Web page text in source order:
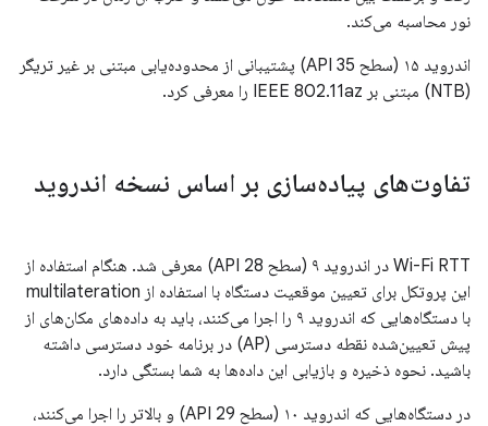
نور محاسبه می‌کند.
اندروید ۱۵ (سطح API 35) پشتیبانی از محدوده‌یابی مبتنی بر غیر تریگر
(NTB) مبتنی بر IEEE 802.11az را معرفی کرد.
تفاوت‌های پیاده‌سازی بر اساس نسخه اندروید
Wi-Fi RTT در اندروید ۹ (سطح API 28) معرفی شد. هنگام استفاده از
این پروتکل برای تعیین موقعیت دستگاه با استفاده از multilateration
با دستگاه‌هایی که اندروید ۹ را اجرا می‌کنند، باید به داده‌های مکان‌های از
پیش تعیین‌شده نقطه دسترسی (AP) در برنامه خود دسترسی داشته
باشید. نحوه ذخیره و بازیابی این داده‌ها به شما بستگی دارد.
در دستگاه‌هایی که اندروید ۱۰ (سطح API 29) و بالاتر را اجرا می‌کنند،